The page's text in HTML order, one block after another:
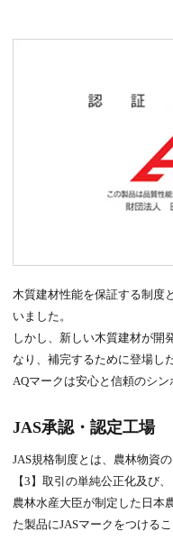
木質建材性能を保証する制度
いました。
しかし、新しい木質建材が開
なり、補完するために登場し
AQマークは安心と信頼のシン
JAS承認・認定工場
JAS規格制度とは、農林物資
【3】取引の単純公正化及び
農林水産大臣が制定した日本
た製品にJASマークをつける